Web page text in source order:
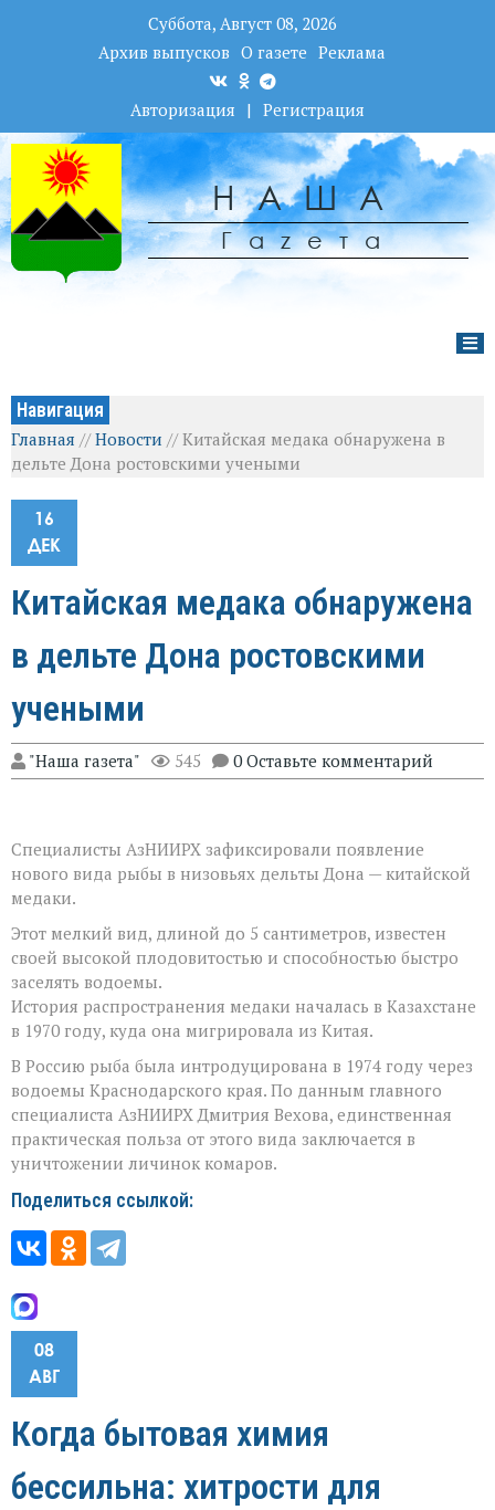
Суббота, Август 08, 2026
Архив выпусков О газете Реклама
Авторизация | Регистрация
НАША
Гаzета
Навигация
Главная //Новости //Китайская медака обнаружена в
дельте Дона ростовскими учеными
16
ДЕК
Китайская медака обнаружена
в дельте Дона ростовскими
учеными
"Наша газета" 545 0 Оставьте комментарий
Специалисты АзНИИРХ зафиксировали появление
нового вида рыбы в низовьях дельты Дона — китайской
медаки.
Этот мелкий вид, длиной до 5 сантиметров, известен
своей высокой плодовитостью и способностью быстро
заселять водоемы.
История распространения медаки началась в Казахстане
в 1970 году, куда она мигрировала из Китая.
В Россию рыба была интродуцирована в 1974 году через
водоемы Краснодарского края. По данным главного
специалиста АзНИИРХ Дмитрия Вехова, единственная
практическая польза от этого вида заключается в
уничтожении личинок комаров.
Поделиться ссылкой:
08
АВГ
Когда бытовая химия
бессильна: хитрости для